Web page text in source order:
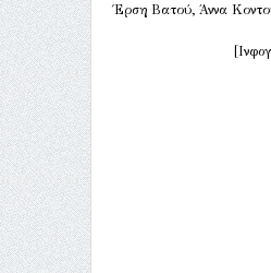
Έρση Βατού, Άννα